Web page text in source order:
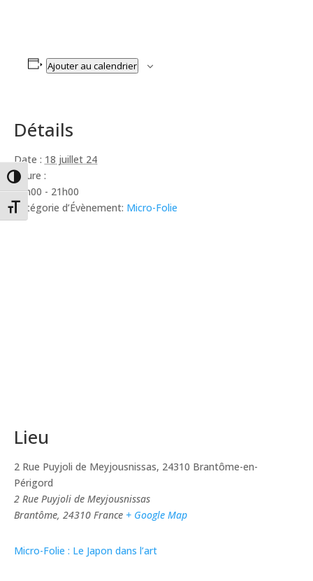
Passer en contraste élevé
Changer la taille de la police
Ajouter au calendrier
Détails
Date : 18 juillet 24
Heure :
10h00 - 21h00
Catégorie d’Évènement: Micro-Folie
Lieu
2 Rue Puyjoli de Meyjousnissas, 24310 Brantôme-en-
Périgord
2 Rue Puyjoli de Meyjousnissas
Brantôme, 24310 France + Google Map
Micro-Folie : Le Japon dans l’art